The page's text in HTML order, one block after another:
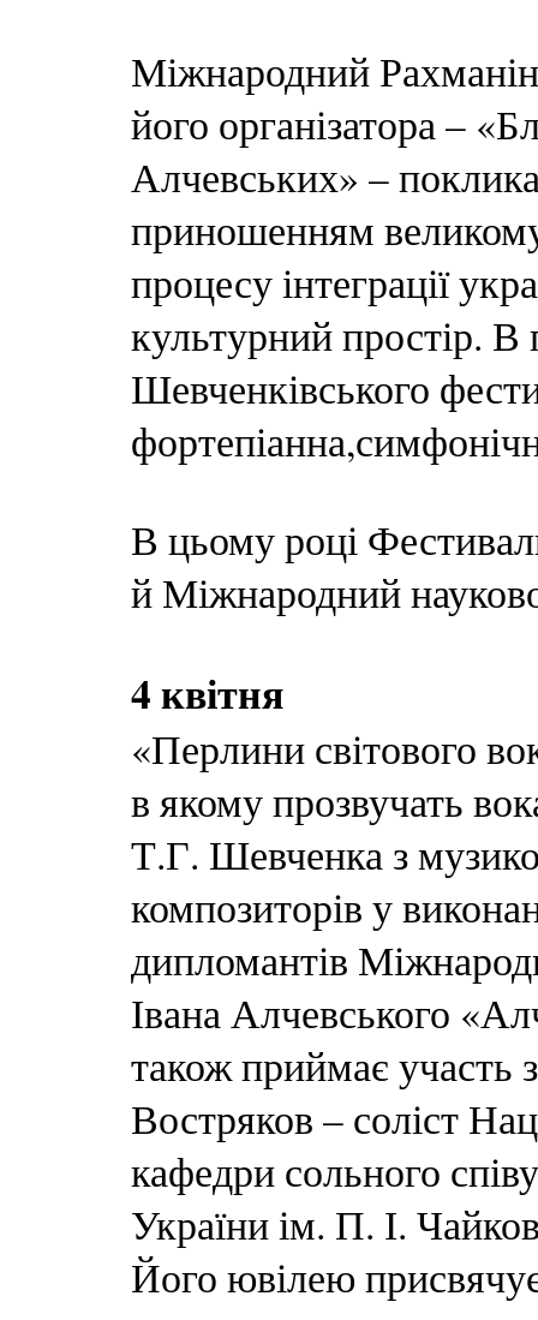
Міжнародний
його організатора –
Алчевських» –
приношенням
процесу інтеграції
культурний простір.
Шевченківського
В цьому році
й Міжнародний
4 квітня
«Перлини світового
в якому прозвучать
Т.Г. Шевченка з
композиторів у
дипломантів
Івана Алчевського
також приймає участь
Востряков – соліст
кафедри сольного
України ім. П. І.
Його ювілею